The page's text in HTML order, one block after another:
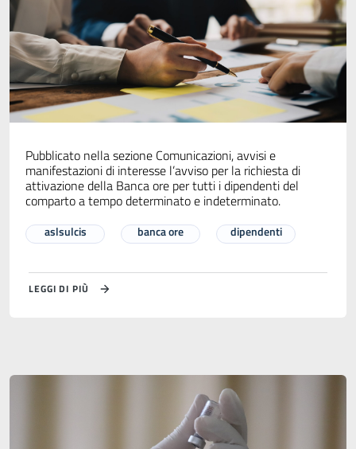
Pubblicato nella sezione Comunicazioni, avvisi e
manifestazioni di interesse l’avviso per la richiesta di
attivazione della Banca ore per tutti i dipendenti del
comparto a tempo determinato e indeterminato.
aslsulcis banca ore dipendenti
LEGGI DI PIÙ